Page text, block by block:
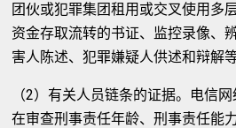
团伙或犯罪集团租用或交叉使用多
资金存取流转的书证、监控录像、
害人陈述、犯罪嫌疑人供述和辩解
（2）有关人员链条的证据。电信
在审查刑事责任年龄、刑事责任能